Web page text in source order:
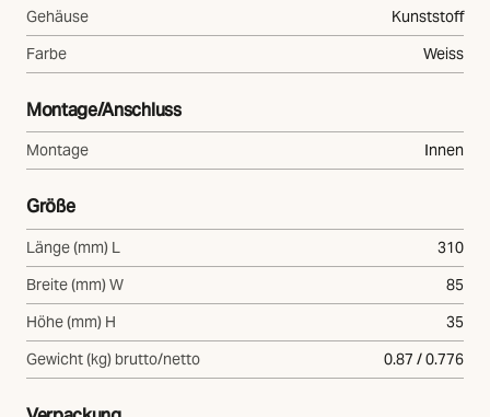
Gehäuse
Kunststoff
Farbe
Weiss
Montage/Anschluss
Montage Innen
Größe
Länge (mm) L
310
Breite (mm) W
85
Höhe (mm) H
35
Gewicht (kg) brutto/netto
0.87 / 0.776